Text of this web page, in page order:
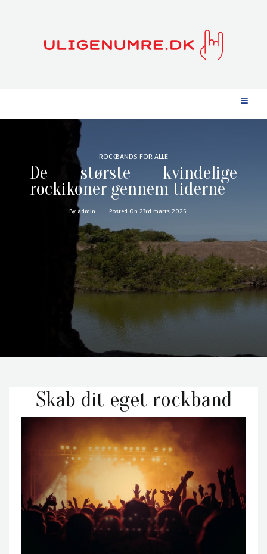
ROCKBANDS FOR ALLE
De største kvindelige
rockikoner gennem tiderne
By admin Posted On 23rd marts 2025
Skab dit eget rockband